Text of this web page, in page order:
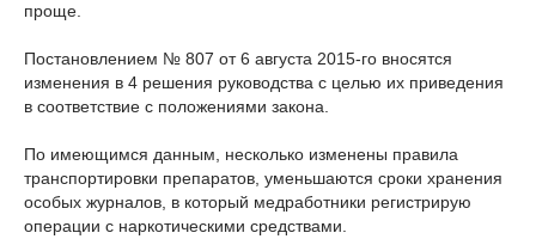
проще.
Постановлением № 807 от 6 августа 2015-го вносятся
изменения в 4 решения руководства с целью их приведения
в соответствие с положениями закона.
По имеющимся данным, несколько изменены правила
транспортировки препаратов, уменьшаются сроки хранения
особых журналов, в который медработники регистрирую
операции с наркотическими средствами.